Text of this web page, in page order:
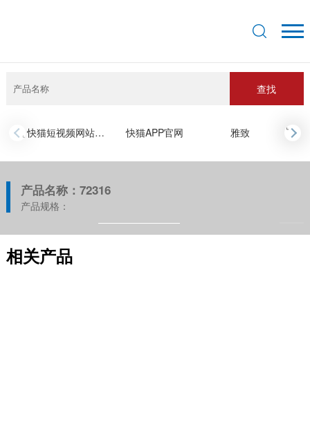
查找
快猫短视频网站入口 快猫APP官网 雅致
‹ ›
产品名称：72316
产品规格：
相关产品